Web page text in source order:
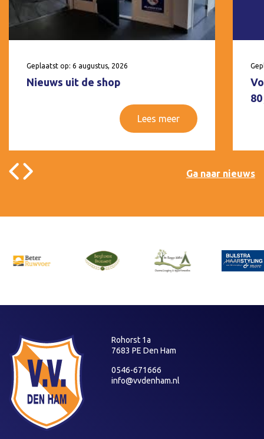
Geplaatst op: 6 augustus, 2026
Nieuws uit de shop
Lees meer
Ga naar nieuws
Rohorst 1a
7683 PE Den Ham
0546-671666
info@vvdenham.nl